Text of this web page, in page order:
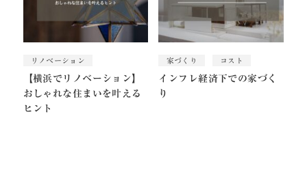
リノベーション
【横浜でリノベーション】
おしゃれな住まいを叶える
ヒント
家づくり コスト
インフレ経済下での家づく
り